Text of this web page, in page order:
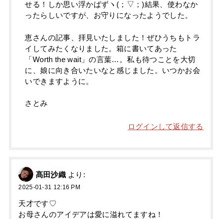
せる！しか思い浮かばずヽ(；▽；)結果、使わなか
ったらしいですが、お守りになったようでした。
恵さんの記事、拝見いたしました！ぜひうちもトラ
イしてみたくなりました。箱に書いてあった
「Worth the wait」の言葉…。私も待つことを大切
に、娘に向き合いたいなと感じました。いつかお会
いできますように。
さとみ
ログインして返信する
髙田沙織 より:
2025-01-31 12:16 PM
天才です♡
お母さんのアイデアは愛に溢れてますね！